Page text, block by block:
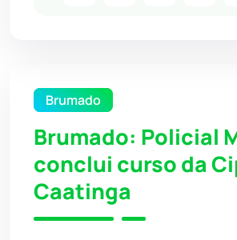
Brumado
Brumado: Policial
conclui curso da
Caatinga